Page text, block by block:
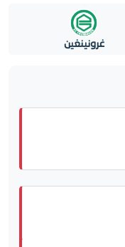
غرونينغين